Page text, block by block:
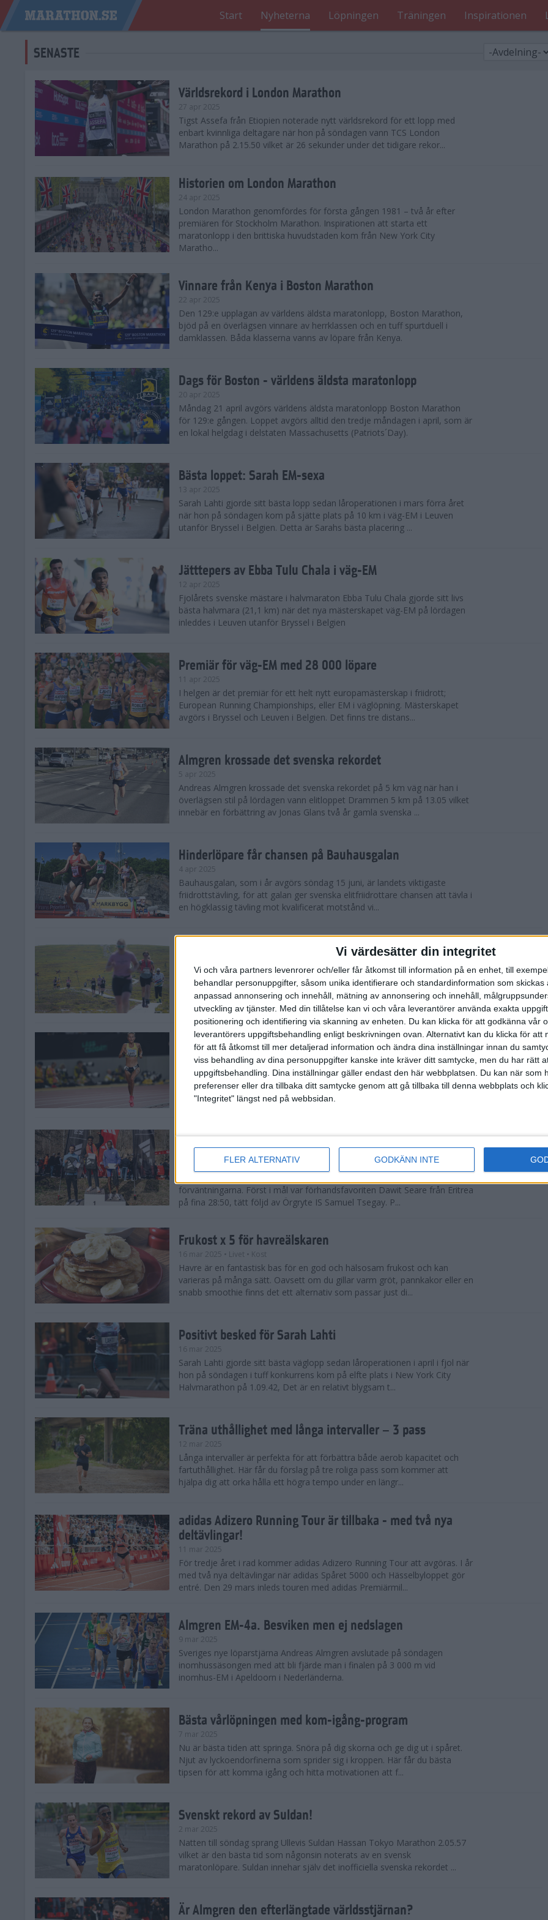
Vi värdesätter din integritet
Vi och våra partners levenrorer och/eller får åtkomst till information på en enhet, till
behandlar personuppgifter, såsom unika identifierare och standardinformation som skickas
anpassad annonsering och innehåll, mätning av annonsering och innehåll,
utveckling av tjänster. Med din tillåtelse kan vi och våra leverantörer använda exakta
positionering och identifiering via skanning av enheten. Du kan klicka för att godkänna vår
leverantörers uppgiftsbehandling enligt beskrivningen ovan. Alternativt kan du klicka för att
för att få åtkomst till mer detaljerad information och ändra dina inställningar innan du
viss behandling av dina personuppgifter kanske inte kräver ditt samtycke, men du har rätt
uppgiftsbehandling. Dina inställningar gäller endast den här webbplatsen. Du kan när som
preferenser eller dra tillbaka ditt samtycke genom att gå tillbaka till denna webbplats och
"Integritet" längst ned på webbsidan.
FLER ALTERNATIV GODKÄNN INTE
Start Nyheterna Löpningen Träningen Inspirationen
SENASTE
Världsrekord i London Marathon
27 apr 2025
Tigst Assefa från Etiopien noterade nytt världsrekord för ett lopp med
enbart kvinnliga deltagare när hon på söndagen vann TCS London
Marathon på 2.15.50 vilket är 26 sekunder under det tidigare rekor...
Historien om London Marathon
24 apr 2025
London Marathon genomfördes för första gången 1981 – två år efter
premiären för Stockholm Marathon. Inspirationen att starta ett
maratonlopp i den brittiska huvudstaden kom från New York City
Maratho...
Vinnare från Kenya i Boston Marathon
22 apr 2025
Den 129:e upplagan av världens äldsta maratonlopp, Boston Marathon,
bjöd på en överlägsen vinnare av herrklassen och en tuff spurtduell i
damklassen. Båda klasserna vanns av löpare från Kenya.
Dags för Boston - världens äldsta maratonlopp
20 apr 2025
Måndag 21 april avgörs världens äldsta maratonlopp Boston Marathon
för 129:e gången. Loppet avgörs alltid den tredje måndagen i april, som är
en lokal helgdag i delstaten Massachusetts (Patriots´Day).
Bästa loppet: Sarah EM-sexa
13 apr 2025
Sarah Lahti gjorde sitt bästa lopp sedan låroperationen i mars förra året
när hon på söndagen kom på sjätte plats på 10 km i väg-EM i Leuven
utanför Bryssel i Belgien. Detta är Sarahs bästa placering ...
Jätttepers av Ebba Tulu Chala i väg-EM
12 apr 2025
Fjolårets svenske mästare i halvmaraton Ebba Tulu Chala gjorde sitt livs
bästa halvmara (21,1 km) när det nya mästerskapet väg-EM på lördagen
inleddes i Leuven utanför Bryssel i Belgien
Premiär för väg-EM med 28 000 löpare
11 apr 2025
I helgen är det premiär för ett helt nytt europamästerskap i friidrott;
European Running Championships, eller EM i väglöpning. Mästerskapet
avgörs i Bryssel och Leuven i Belgien. Det finns tre distans...
Almgren krossade det svenska rekordet
5 apr 2025
Andreas Almgren krossade det svenska rekordet på 5 km väg när han i
överlägsen stil på lördagen vann elitloppet Drammen 5 km på 13.05 vilket
innebär en förbättring av Jonas Glans två år gamla svenska ...
Hinderlöpare får chansen på Bauhausgalan
4 apr 2025
Bauhausgalan, som i år avgörs söndag 15 juni, är landets viktigaste
friidrottstävling, för att galan ger svenska elitfriidrottare chansen att tävla i
en högklassig tävling mot kvalificerat motstånd vi...
Satsar du på att springa Tjejmilen Sälen i juni eller något annat fjällopp i
sommar? Eller är du sugen på att ta dig an Hammarbybacken i oktober?
Stockholms brantaste är en utmaning som heter duga. Rå...
Besviken Lahti tillbaka på banan
30 mar 2025
Sarah Lahti var besviken efter sitt första lopp på 10 000 m på tre år. På
söndagen slutade den 30-åriga Hässelby-löparen på 14:e plats i San Juan
Capistrano 10 000 m utan för Los Angeles. Detta anses ...
Snabba tider när adidas Premiärmilen sprang igång
löparsäsongen!
förväntningarna. Först i mål var förhandsfavoriten Dawit Seare från Eritrea
på fina 28:50, tätt följd av Örgryte IS Samuel Tsegay. P...
Frukost x 5 för havreälskaren
16 mar 2025 • Livet • Kost
Havre är en fantastisk bas för en god och hälsosam frukost och kan
varieras på många sätt. Oavsett om du gillar varm gröt, pannkakor eller en
snabb smoothie finns det ett alternativ som passar just di...
Positivt besked för Sarah Lahti
16 mar 2025
Sarah Lahti gjorde sitt bästa väglopp sedan låroperationen i april i fjol när
hon på söndagen i tuff konkurrens kom på elfte plats i New York City
Halvmarathon på 1.09.42, Det är en relativt blygsam t...
Träna uthållighet med långa intervaller – 3 pass
12 mar 2025
Långa intervaller är perfekta för att förbättra både aerob kapacitet och
fartuthållighet. Här får du förslag på tre roliga pass som kommer att
hjälpa dig att orka hålla ett högra tempo under en längr...
adidas Adizero Running Tour är tillbaka - med två nya
deltävlingar!
11 mar 2025
För tredje året i rad kommer adidas Adizero Running Tour att avgöras. I år
med två nya deltävlingar när adidas Spåret 5000 och Hässelbyloppet gör
entré. Den 29 mars inleds touren med adidas Premiärmil...
Almgren EM-4a. Besviken men ej nedslagen
9 mar 2025
Sveriges nye löparstjärna Andreas Almgren avslutade på söndagen
inomhussäsongen med att bli fjärde man i finalen på 3 000 m vid
inomhus-EM i Apeldoorn i Nederländerna.
Bästa vårlöpningen med kom-igång-program
7 mar 2025
Nu är bästa tiden att springa. Snöra på dig skorna och ge dig ut i spåret.
Njut av lyckoendorfinerna som sprider sig i kroppen. Här får du bästa
tipsen för att komma igång och hitta motivationen att f...
Svenskt rekord av Suldan!
2 mar 2025
Natten till söndag sprang Ullevis Suldan Hassan Tokyo Marathon 2.05.57
vilket är den bästa tid som någonsin noterats av en svensk
maratonlöpare. Suldan innehar själv det inofficiella svenska rekordet ...
Är Almgren den efterlängtade världsstjärnan?